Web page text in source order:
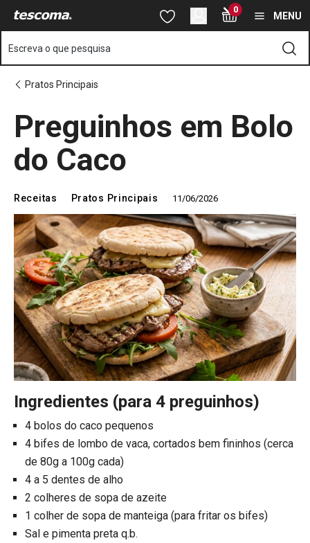
Está na página Descubra como fazer Preguinhos em Bolo do
Saltar para o conteúdo principal
Saltar para a pesquisa
Saltar para a navegação 0
MENU
Escreva o que pesquisa
Pratos Principais
Preguinhos em Bolo
do Caco
Receitas Pratos Principais 11/06/2026
Ingredientes (para 4 preguinhos)
4 bolos do caco pequenos
​​​​​​​4 bifes de lombo de vaca, cortados bem fininhos (cerca
de 80g a 100g cada)
4 a 5 dentes de alho
2 colheres de sopa de azeite
1 colher de sopa de manteiga (para fritar os bifes)
Sal e pimenta preta q.b.